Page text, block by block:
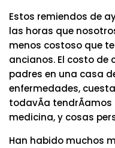
Estos remiendos de
las horas que
menos costoso que
ancianos. El costo
padres en una casa
enfermedades,
todavÃ­a
medicina, y cosas
Han habido muchos